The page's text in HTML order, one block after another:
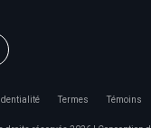
Termes Témoins